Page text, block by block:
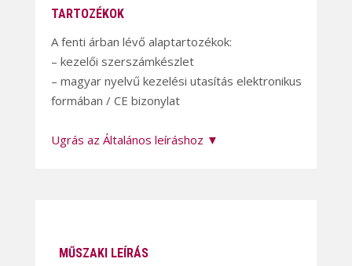
TARTOZÉKOK
A fenti árban lévő alaptartozékok:
– kezelői szerszámkészlet
– magyar nyelvű kezelési utasítás elektronikus
formában / CE bizonylat
Ugrás az Általános leíráshoz ▼
MŰSZAKI LEÍRÁS